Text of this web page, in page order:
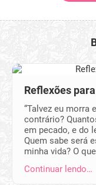
Reflexões
“Talvez eu morra
contrário?
em pecado, e do
Quem sabe será
minha vida? O
Continuar lendo…